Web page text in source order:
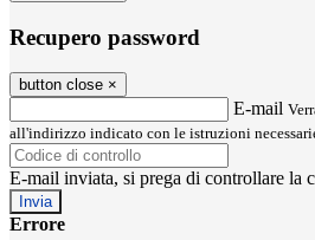
Recupero password
button close ×
E-mail
all'indirizzo indicato con le istruzioni
E-mail inviata, si prega di controllare la
Errore